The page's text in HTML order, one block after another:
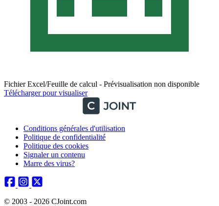
Fichier Excel/Feuille de calcul - Prévisualisation non disponible
Télécharger pour visualiser
Conditions générales d'utilisation
Politique de confidentialité
Politique des cookies
Signaler un contenu
Marre des virus?
© 2003 - 2026 CJoint.com